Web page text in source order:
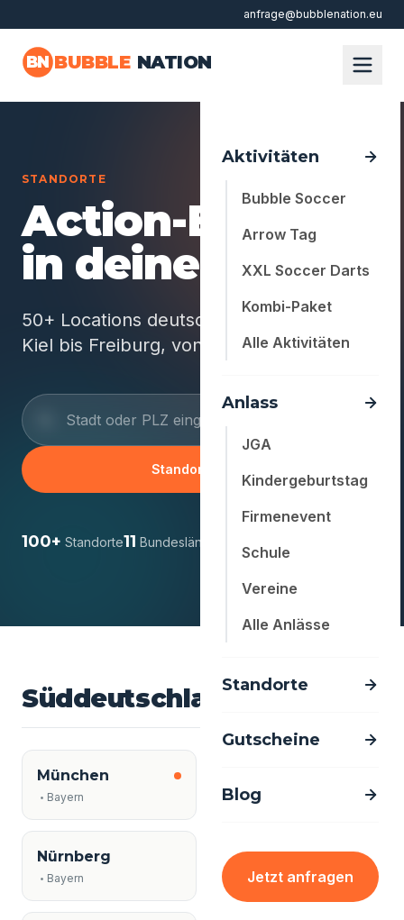
anfrage@bubblenation.eu
BN BUBBLE NATION
Aktivitäten
Bubble Soccer
Arrow Tag
XXL Soccer Darts
Kombi-Paket
Alle Aktivitäten
Anlass
JGA
Kindergeburtstag
Firmenevent
Schule
Vereine
Alle Anlässe
Standorte
Gutscheine
Blog
Jetzt anfragen
STANDORTE
Action-Events
in deiner Nähe
50+ Locations deutschlandweit — von
Kiel bis Freiburg, von Köln bis Berlin.
Standort finden
100+ Standorte11 Bundesländer
Süddeutschland
München
Bayern Baden-Württemberg
Nürnberg
Bayern
Mannheim
Baden-Württemberg